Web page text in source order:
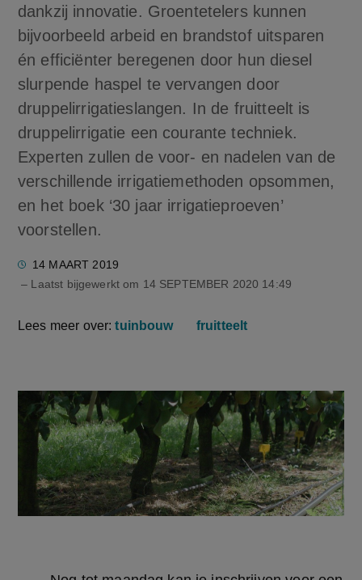
dankzij innovatie. Groentetelers kunnen
bijvoorbeeld arbeid en brandstof uitsparen
én efficiënter beregenen door hun diesel
slurpende haspel te vervangen door
druppelirrigatieslangen. In de fruitteelt is
druppelirrigatie een courante techniek.
Experten zullen de voor- en nadelen van de
verschillende irrigatiemethoden opsommen,
en het boek ‘30 jaar irrigatieproeven’
voorstellen.
14 MAART 2019
– Laatst bijgewerkt om 14 SEPTEMBER 2020 14:49
Lees meer over:tuinbouw fruitteelt